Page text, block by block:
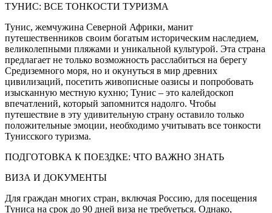
ТУНИС: ВСЕ ТОНКОСТИ ТУРИЗМА
Тунис, жемчужина Северной Африки, манит
путешественников своим богатым историческим наследием,
великолепными пляжами и уникальной культурой. Эта страна
предлагает не только возможность расслабиться на берегу
Средиземного моря, но и окунуться в мир древних
цивилизаций, посетить живописные оазисы и попробовать
изысканную местную кухню; Тунис – это калейдоскоп
впечатлений, который запомнится надолго. Чтобы
путешествие в эту удивительную страну оставило только
положительные эмоции, необходимо учитывать все тонкости
Тунисского туризма.
ПОДГОТОВКА К ПОЕЗДКЕ: ЧТО ВАЖНО ЗНАТЬ
ВИЗА И ДОКУМЕНТЫ
Для граждан многих стран, включая Россию, для посещения
Туниса на срок до 90 дней виза не требуеться. Однако,